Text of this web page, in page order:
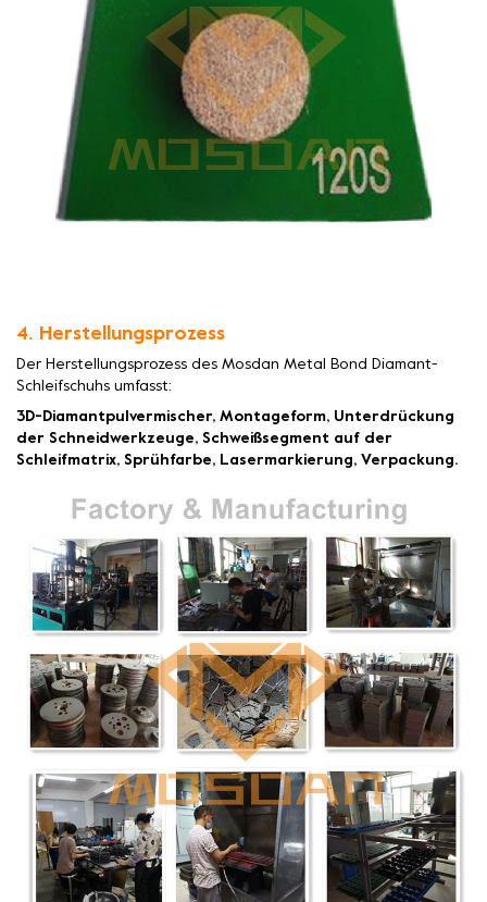
4. Herstellungsprozess
Der Herstellungsprozess des Mosdan Metal Bond Diamant-
Schleifschuhs umfasst:
3D-Diamantpulvermischer, Montageform, Unterdrückung
der Schneidwerkzeuge, Schweißsegment auf der
Schleifmatrix, Sprühfarbe, Lasermarkierung, Verpackung.